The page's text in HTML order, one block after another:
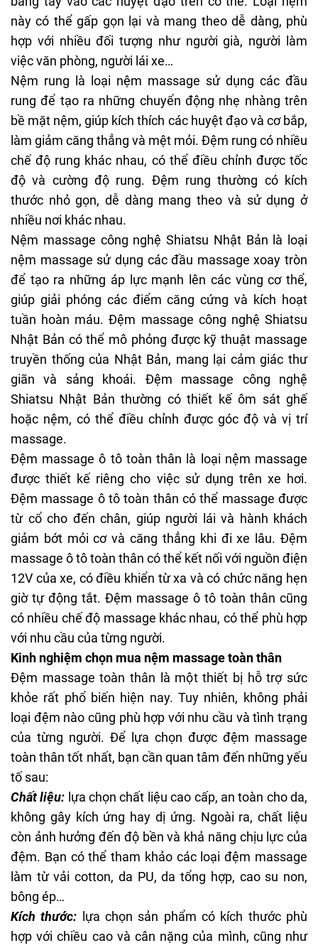
này có thể gấp gọn lại và mang theo dễ dàng, phù
hợp với nhiều đối tượng như người già, người làm
việc văn phòng, người lái xe…
Nệm rung là loại nệm massage sử dụng các đầu
rung để tạo ra những chuyển động nhẹ nhàng trên
bề mặt nệm, giúp kích thích các huyệt đạo và cơ bắp,
làm giảm căng thẳng và mệt mỏi. Đệm rung có nhiều
chế độ rung khác nhau, có thể điều chỉnh được tốc
độ và cường độ rung. Đệm rung thường có kích
thước nhỏ gọn, dễ dàng mang theo và sử dụng ở
nhiều nơi khác nhau.
Nệm massage công nghệ Shiatsu Nhật Bản là loại
nệm massage sử dụng các đầu massage xoay tròn
để tạo ra những áp lực mạnh lên các vùng cơ thể,
giúp giải phóng các điểm căng cứng và kích hoạt
tuần hoàn máu. Đệm massage công nghệ Shiatsu
Nhật Bản có thể mô phỏng được kỹ thuật massage
truyền thống của Nhật Bản, mang lại cảm giác thư
giãn và sảng khoái. Đệm massage công nghệ
Shiatsu Nhật Bản thường có thiết kế ôm sát ghế
hoặc nệm, có thể điều chỉnh được góc độ và vị trí
massage.
Đệm massage ô tô toàn thân là loại nệm massage
được thiết kế riêng cho việc sử dụng trên xe hơi.
Đệm massage ô tô toàn thân có thể massage được
từ cổ cho đến chân, giúp người lái và hành khách
giảm bớt mỏi cơ và căng thẳng khi đi xe lâu. Đệm
massage ô tô toàn thân có thể kết nối với nguồn điện
12V của xe, có điều khiển từ xa và có chức năng hẹn
giờ tự động tắt. Đệm massage ô tô toàn thân cũng
có nhiều chế độ massage khác nhau, có thể phù hợp
với nhu cầu của từng người.
Kinh nghiệm chọn mua nệm massage toàn thân
Đệm massage toàn thân là một thiết bị hỗ trợ sức
khỏe rất phổ biến hiện nay. Tuy nhiên, không phải
loại đệm nào cũng phù hợp với nhu cầu và tình trạng
của từng người. Để lựa chọn được đệm massage
toàn thân tốt nhất, bạn cần quan tâm đến những yếu
tố sau:
Chất liệu: lựa chọn chất liệu cao cấp, an toàn cho da,
không gây kích ứng hay dị ứng. Ngoài ra, chất liệu
còn ảnh hưởng đến độ bền và khả năng chịu lực của
đệm. Bạn có thể tham khảo các loại đệm massage
làm từ vải cotton, da PU, da tổng hợp, cao su non,
bông ép…
Kích thước: lựa chọn sản phẩm có kích thước phù
hợp với chiều cao và cân nặng của mình, cũng như